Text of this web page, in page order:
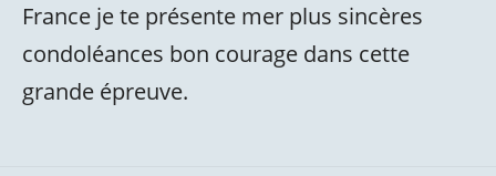
France je te présente mer plus sincères
condoléances bon courage dans cette
grande épreuve.